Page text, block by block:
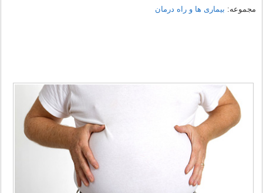
مجموعه: بیماری ها و راه درمان